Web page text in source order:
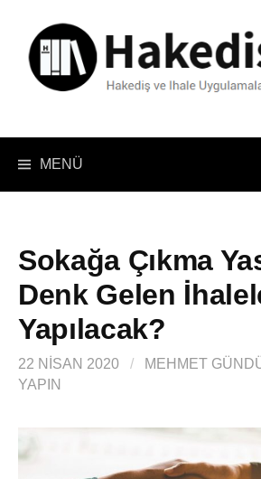
MENÜ
Sokağa Çıkma
Denk Gelen
Yapılacak?
22 NISAN 2020 / MEHMET
YAPIN